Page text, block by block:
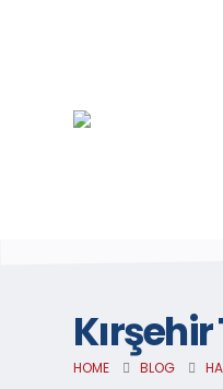
HOME BLOG